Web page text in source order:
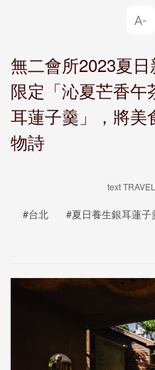
無二會所2023夏
限定「沁夏芒香午
耳蓮子羹」，將美
物詩
text
#台北 #夏日養生銀耳蓮子